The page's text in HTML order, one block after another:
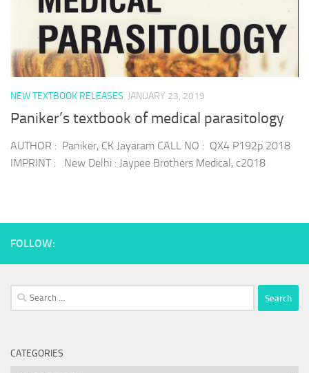
NEW TEXTBOOK RELEASES JANUARY 23, 2019
Paniker’s textbook of medical parasitology
AUTHOR : Paniker, CK Jayaram CALL NO : QX4 P192p 2018
IMPRINT : New Delhi : Jaypee Brothers Medical, c2018
FOLLOW:
Search
for:
CATEGORIES